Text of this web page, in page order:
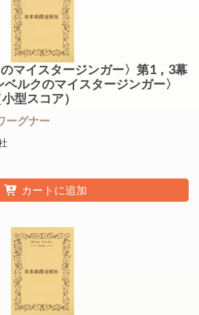
のマイスタージンガー〉第1，3幕
ルクのマイスタージンガー〉
型スコア）
ーグナー
カートに追加